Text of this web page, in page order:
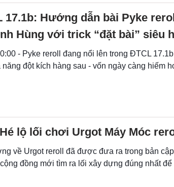
17.1b: Hướng dẫn bài Pyke
Hùng với trick “đặt bài” siêu
- Pyke reroll đang nổi lên trong ĐTCL
đột kích hàng sau - vốn ngày càng hiếm
lộ lối chơi Urgot Máy Móc
về Urgot reroll đã được đưa ra trong bản
đồng mới tìm ra lối xây dựng đúng nhất